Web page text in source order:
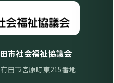
市社会福祉協議会
田市宮原町東215番地